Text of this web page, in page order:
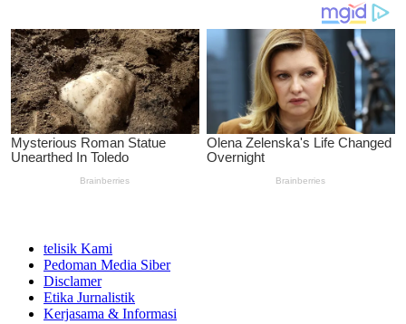
telisik Kami
Pedoman Media Siber
Disclamer
Etika Jurnalistik
Kerjasama & Informasi